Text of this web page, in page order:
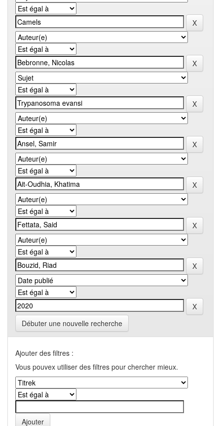
Débuter une nouvelle recherche
Ajouter des filtres :
Vous pouvex utiliser des filtres pour chercher mieux.